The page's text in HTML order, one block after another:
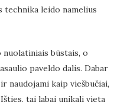
technika leido namelius
būstais, o
paveldo dalis. Dabar
kaip viešbučiai,
Išties, tai labai unikali vieta